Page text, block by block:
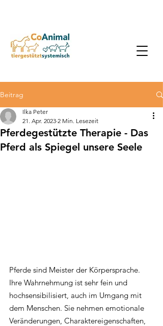
Beitrag
Pferdegestützte Therapie - Das
Pferd als Spiegel unsere Seele
Ilka Peter
21. Apr. 2023 2 Min. Lesezeit
Pferde sind Meister der Körpersprache.
Ihre Wahrnehmung ist sehr fein und
hochsensibilisiert, auch im Umgang mit
dem Menschen. Sie nehmen emotionale
Veränderungen, Charaktereigenschaften,